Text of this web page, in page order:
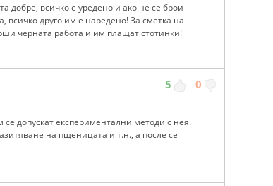
добре, всичко е уредено и ако не се брои
всичко друго им е наредено! За сметка на
черната работа и им плащат стотинки!
5 0
се допускат експериментални методи с нея.
на пщеницата и т.н., а после се